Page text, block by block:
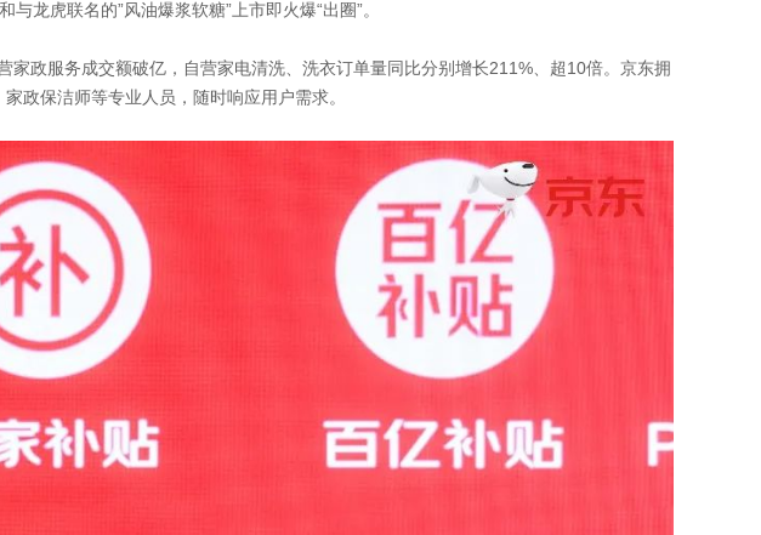
龙虎联名的”风油爆浆软糖”上市即火爆“出圈”。
家政服务成交额破亿，自营家电清洗、洗衣订单量同比分别增长211%、超10倍。京东拥
政保洁师等专业人员，随时响应用户需求。